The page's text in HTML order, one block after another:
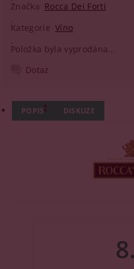
Značka Rocca Dei Forti
Kategorie Víno
Položka byla vyprodána...
Dotaz
POPIS DISKUZE